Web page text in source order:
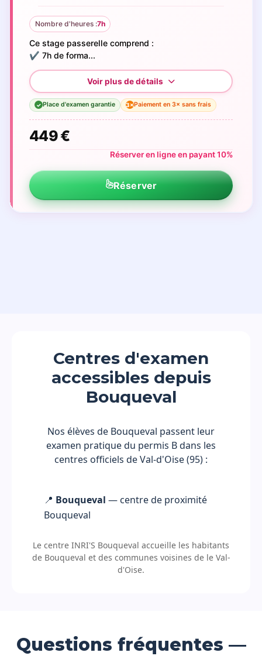
Nombre d'heures :7h
Ce stage passerelle comprend :
✔️ 7h de forma...
✓ Place d'examen garantie 3×Paiement en 3× sans frais
449 €
Réserver en ligne en payant 10%
Réserver
Centres d'examen
accessibles depuis
Bouqueval
Nos élèves de Bouqueval passent leur
examen pratique du permis B dans les
centres officiels de Val-d'Oise (95) :
📍 Bouqueval — centre de proximité
Bouqueval
Le centre INRI'S Bouqueval accueille les habitants
de Bouqueval et des communes voisines de le Val-
d'Oise.
Questions fréquentes —